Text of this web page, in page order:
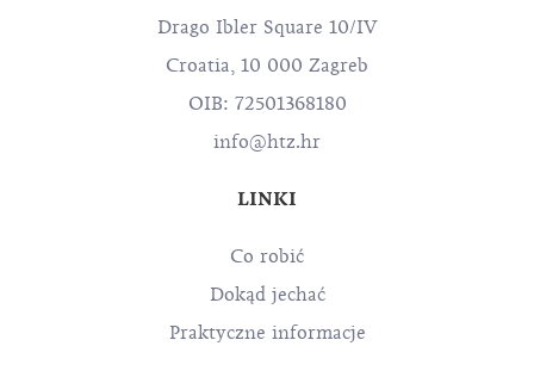
Drago Ibler Square 10/IV
Croatia, 10 000 Zagreb
OIB: 72501368180
info@htz.hr
LINKI
Co robić
Dokąd jechać
Praktyczne informacje